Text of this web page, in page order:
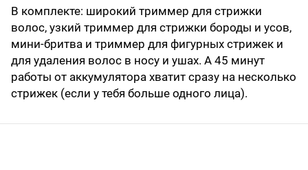
В комплекте: широкий триммер для стрижки
волос, узкий триммер для стрижки бороды и усов,
мини-­бритва и триммер для фигурных стрижек и
для удаления волос в носу и ушах. А 45 минут
работы от аккумулятора хватит сразу на несколько
стрижек (если у тебя больше одного лица).